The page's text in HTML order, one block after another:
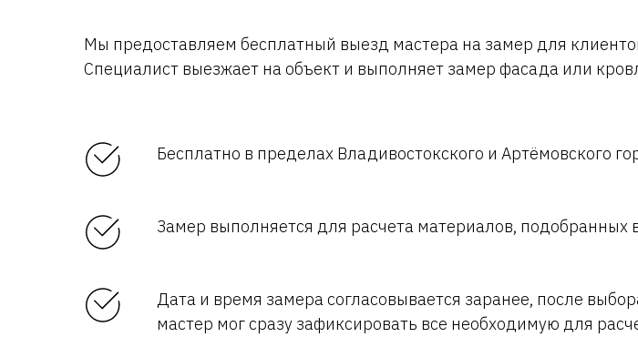
Мы предоставляем бесплатный выезд мастера на замер для
Специалист выезжает на объект и выполняет замер фасада или
Бесплатно в пределах Владивостокского и Артёмовского
Замер выполняется для расчета материалов, подобранных
Дата и время замера согласовывается заранее, после
мастер мог сразу зафиксировать все необходимую для